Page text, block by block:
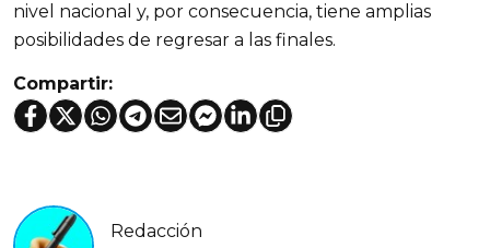
nivel nacional y, por consecuencia, tiene amplias
posibilidades de regresar a las finales.
Compartir:
Redacción